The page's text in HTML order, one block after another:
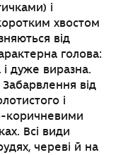
і
хвостом
від
голова:
дуже виразна.
Забарвлення від
і
коричневими
Всі види
череві й на